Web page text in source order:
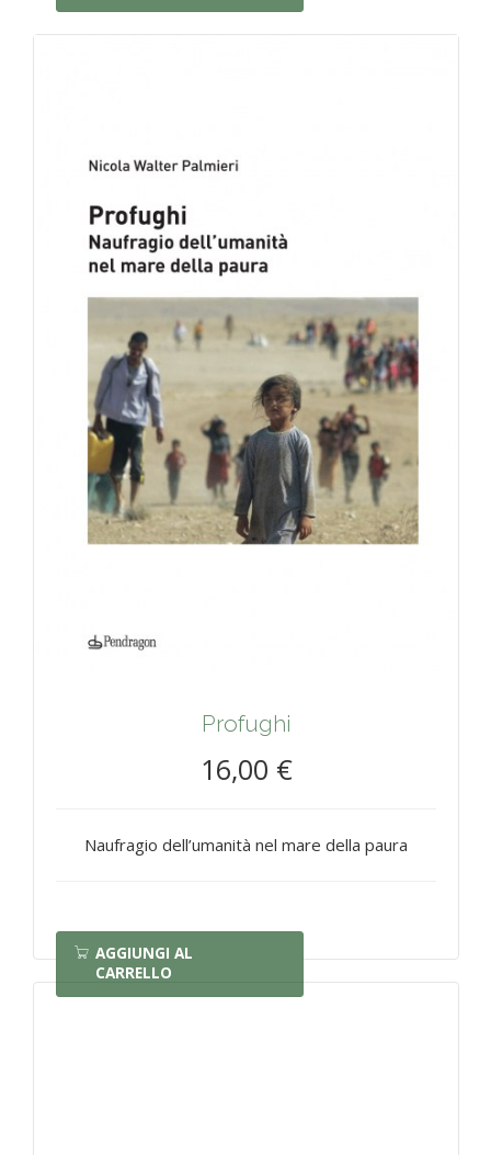
Profughi
16,00 €
Naufragio dell’umanità nel mare della paura
AGGIUNGI AL
CARRELLO